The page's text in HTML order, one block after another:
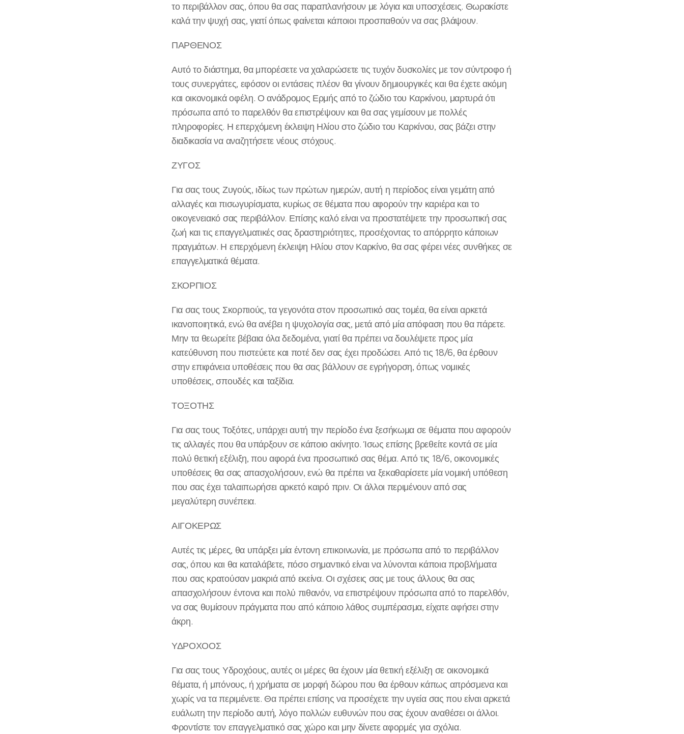
το περιβάλλον σας, όπου θα σας παραπλανήσουν με λόγια και υποσχέσεις. Θωρακίστε
καλά την ψυχή σας, γιατί όπως φαίνεται κάποιοι προσπαθούν να σας βλάψουν.
ΠΑΡΘΕΝΟΣ
Αυτό το διάστημα, θα μπορέσετε να χαλαρώσετε τις τυχόν δυσκολίες με τον σύντροφο ή
τους συνεργάτες, εφόσον οι εντάσεις πλέον θα γίνουν δημιουργικές και θα έχετε ακόμη
και οικονομικά οφέλη. Ο ανάδρομος Ερμής από το ζώδιο του Καρκίνου, μαρτυρά ότι
πρόσωπα από το παρελθόν θα επιστρέψουν και θα σας γεμίσουν με πολλές
πληροφορίες. Η επερχόμενη έκλειψη Ηλίου στο ζώδιο του Καρκίνου, σας βάζει στην
διαδικασία να αναζητήσετε νέους στόχους.
ΖΥΓΟΣ
Για σας τους Ζυγούς, ιδίως των πρώτων ημερών, αυτή η περίοδος είναι γεμάτη από
αλλαγές και πισωγυρίσματα, κυρίως σε θέματα που αφορούν την καριέρα και το
οικογενειακό σας περιβάλλον. Επίσης καλό είναι να προστατέψετε την προσωπική σας
ζωή και τις επαγγελματικές σας δραστηριότητες, προσέχοντας το απόρρητο κάποιων
πραγμάτων. Η επερχόμενη έκλειψη Ηλίου στον Καρκίνο, θα σας φέρει νέες συνθήκες σε
επαγγελματικά θέματα.
ΣΚΟΡΠΙΟΣ
Για σας τους Σκορπιούς, τα γεγονότα στον προσωπικό σας τομέα, θα είναι αρκετά
ικανοποιητικά, ενώ θα ανέβει η ψυχολογία σας, μετά από μία απόφαση που θα πάρετε.
Μην τα θεωρείτε βέβαια όλα δεδομένα, γιατί θα πρέπει να δουλέψετε προς μία
κατεύθυνση που πιστεύετε και ποτέ δεν σας έχει προδώσει. Από τις 18/6, θα έρθουν
στην επιφάνεια υποθέσεις που θα σας βάλλουν σε εγρήγορση, όπως νομικές
υποθέσεις, σπουδές και ταξίδια.
ΤΟΞΟΤΗΣ
Για σας τους Τοξότες, υπάρχει αυτή την περίοδο ένα ξεσήκωμα σε θέματα που αφορούν
τις αλλαγές που θα υπάρξουν σε κάποιο ακίνητο. Ίσως επίσης βρεθείτε κοντά σε μία
πολύ θετική εξέλιξη, που αφορά ένα προσωπικό σας θέμα. Από τις 18/6, οικονομικές
υποθέσεις θα σας απασχολήσουν, ενώ θα πρέπει να ξεκαθαρίσετε μία νομική υπόθεση
που σας έχει ταλαιπωρήσει αρκετό καιρό πριν. Οι άλλοι περιμένουν από σας
μεγαλύτερη συνέπεια.
ΑΙΓΟΚΕΡΩΣ
Αυτές τις μέρες, θα υπάρξει μία έντονη επικοινωνία, με πρόσωπα από το περιβάλλον
σας, όπου και θα καταλάβετε, πόσο σημαντικό είναι να λύνονται κάποια προβλήματα
που σας κρατούσαν μακριά από εκείνα. Οι σχέσεις σας με τους άλλους θα σας
απασχολήσουν έντονα και πολύ πιθανόν, να επιστρέψουν πρόσωπα από το παρελθόν,
να σας θυμίσουν πράγματα που από κάποιο λάθος συμπέρασμα, είχατε αφήσει στην
άκρη.
ΥΔΡΟΧΟΟΣ
Για σας τους Υδροχόους, αυτές οι μέρες θα έχουν μία θετική εξέλιξη σε οικονομικά
θέματα, ή μπόνους, ή χρήματα σε μορφή δώρου που θα έρθουν κάπως απρόσμενα και
χωρίς να τα περιμένετε. Θα πρέπει επίσης να προσέχετε την υγεία σας που είναι αρκετά
ευάλωτη την περίοδο αυτή, λόγο πολλών ευθυνών που σας έχουν αναθέσει οι άλλοι.
Φροντίστε τον επαγγελματικό σας χώρο και μην δίνετε αφορμές για σχόλια.